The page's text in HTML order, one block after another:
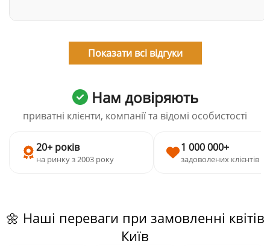
Показати всі відгуки
Нам довіряють
приватні клієнти, компанії та відомі особистості
20+ років
на ринку з 2003 року
1 000 000+
задоволених клієнтів
🌼 Наші переваги при замовленні квітів
Київ